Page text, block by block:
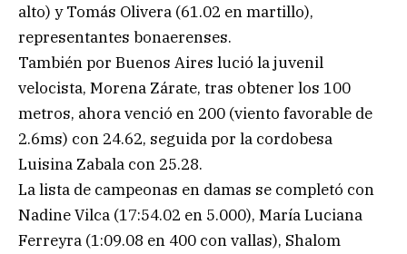
alto) y Tomás Olivera (61.02 en martillo),
representantes bonaerenses.
También por Buenos Aires lució la juvenil
velocista, Morena Zárate, tras obtener los 100
metros, ahora venció en 200 (viento favorable de
2.6ms) con 24.62, seguida por la cordobesa
Luisina Zabala con 25.28.
La lista de campeonas en damas se completó con
Nadine Vilca (17:54.02 en 5.000), María Luciana
Ferreyra (1:09.08 en 400 con vallas), Shalom